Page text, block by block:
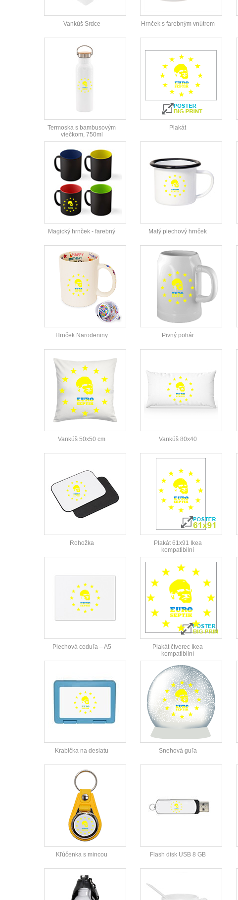
Vankúš Srdce Hrnček s farebným vnútrom
Termoska s bambusovým
viečkom, 750ml
Plakát
Magický hrnček - farebný Malý plechový hrnček
Hrnček Narodeniny Pivný pohár
Vankúš 50x50 cm Vankúš 80x40
Rohožka
Plakát 61x91 Ikea
kompatibilní
Plechová ceduľa – A5
Plakát čtverec Ikea
kompatibilní
Krabička na desiatu Snehová guľa
Kľúčenka s mincou Flash disk USB 8 GB